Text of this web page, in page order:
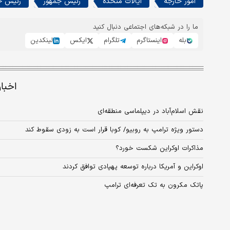
ما را در شبکه‌های اجتماعی دنبال کنید
بله
اینستاگرم تلگرام ایکس لینکدین
نقش اسلام‌آباد در دیپلماسی منطقه‌ای
دستور ویژه ترامپ به روبیو/ کوبا قرار است به زودی سقوط کند
مذاکرات اوکراین شکست خورد؟
اوکراین و آمریکا درباره توسعه پهپادی توافق کردند
پاتک مکرون به تک تعرفه‌ای ترامپ